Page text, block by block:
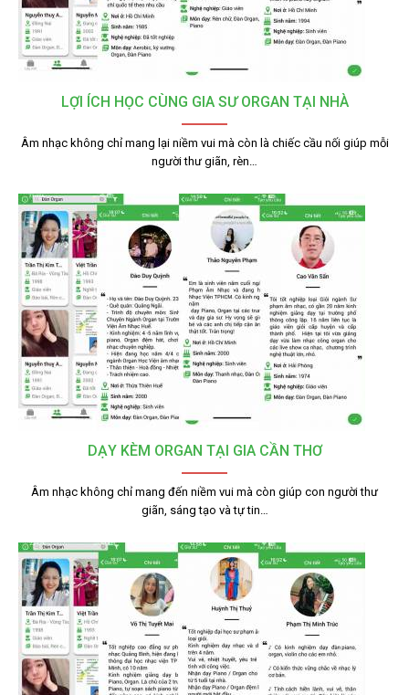
LỢI ÍCH HỌC CÙNG GIA SƯ ORGAN TẠI NHÀ
Âm nhạc không chỉ mang lại niềm vui mà còn là chiếc cầu nối giúp mỗi
người thư giãn, rèn…
DẠY KÈM ORGAN TẠI GIA CẦN THƠ
Âm nhạc không chỉ mang đến niềm vui mà còn giúp con người thư
giãn, sáng tạo và tự tin…